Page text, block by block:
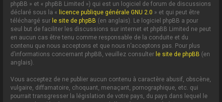
phpBB » et « phpBB Limited ») qui est un logiciel de forum de discussions
déclaré sous la « licence publique générale GNU 2.0 » et qui peut être
téléchargé sur le site de phpBB (en anglais). Le logiciel phpBB a pour
seul but de faciliter les discussions sur internet et phpBB Limited ne peut
en aucun cas être tenu comme responsable de la conduite et du
contenu que nous acceptons et que nous n’acceptons pas. Pour plus
d’informations concernant phpBB, veuillez consulter le site de phpBB (en
anglais).
Vous acceptez de ne publier aucun contenu à caractère abusif, obscène,
vulgaire, diffamatoire, choquant, menaçant, pornographique, etc. qui
pourrait transgresser la législation de votre pays, du pays dans lequel le